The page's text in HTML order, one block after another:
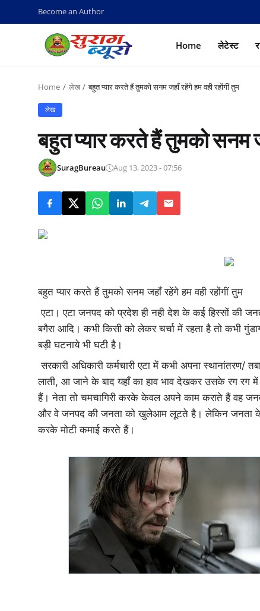
Become an Author
Home लेटेस्ट
Home लेख बहुत प्यार करते हैं तुमको सनम जहाँ रहेंगे हम वही रहोंगीं तुम
लेख
बहुत प्यार करते हैं तुमको सनम
SuragBureau Aug 13, 2023 - 07:56
बहुत प्यार करते हैं तुमको सनम जहाँ रहेंगे हम वही रहोंगीं तुम
एटा। एटा जनपद को प्रदेश ही नही देश के कई हिस्सों की
बगैरा आदि। कभी किसी को लेकर चर्चा में रहता है तो कभी
बड़ी घटनाये भी घटी है।
सरकारी अधिकारी कर्मचारी एटा में कभी अपना स्थानांतरण/
लाती, आ जाने के बाद यहाँ का हाव भाव देखकर उसके रग रग
हैं। नेता तो चमचागिरी करके केवल अपने काम कराते हैं वह
और वे जनपद की जनता को खुलेआम लूटते है। लेकिन जनता के
करके मोटी कमाई करते हैं।